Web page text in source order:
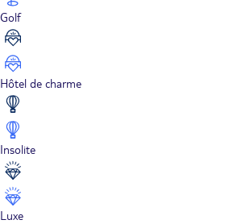
Golf
Hôtel de charme
Insolite
Luxe